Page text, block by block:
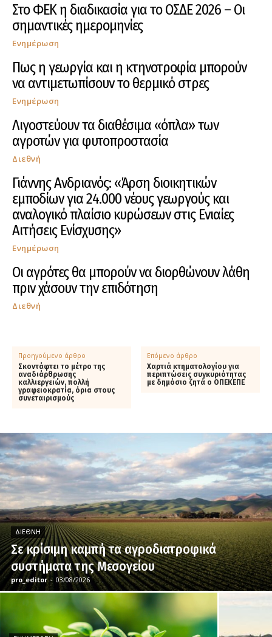
Στο ΦΕΚ η διαδικασία για το ΟΣΔΕ 2026 – Οι
σημαντικές ημερομηνίες
Ενημέρωση
Πως η γεωργία και η κτηνοτροφία μπορούν
να αντιμετωπίσουν το θερμικό στρες
Ενημέρωση
Λιγοστεύουν τα διαθέσιμα «όπλα» των
αγροτών για φυτοπροστασία
Διεθνή
Γιάννης Ανδριανός: «Άρση διοικητικών
εμποδίων για 24.000 νέους γεωργούς και
αναλογικό πλαίσιο κυρώσεων στις Ενιαίες
Αιτήσεις Ενίσχυσης»
Ενημέρωση
Οι αγρότες θα μπορούν να διορθώνουν λάθη
πριν χάσουν την επιδότηση
Διεθνή
Προηγούμενο άρθρο
Σκοντάφτει το μέτρο της
αναδιάρθρωσης
καλλιεργειών, πολλή
γραφειοκρατία, όρια στους
συνεταιρισμούς
Επόμενο άρθρο
Χαρτιά κτηματολoγίου για
περιπτώσεις συγκυριότητας
με δημόσιο ζητά ο ΟΠΕΚΕΠΕ
ΔΙΕΘΝΉ
Σε κρίσιμη καμπή τα αγροδιατροφικά
συστήματα της Μεσογείου
pro_editor - 03/08/2026